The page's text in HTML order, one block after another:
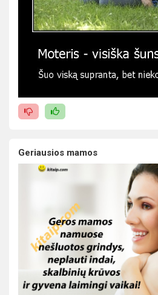
Geriausios mamos